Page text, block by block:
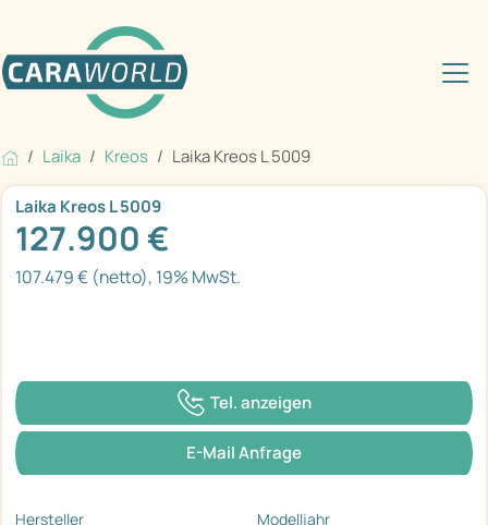
Laika Kreos Laika Kreos L 5009
Laika Kreos L 5009
127.900 €
107.479 € (netto), 19% MwSt.
Tel. anzeigen
E-Mail Anfrage
Hersteller
Modelljahr